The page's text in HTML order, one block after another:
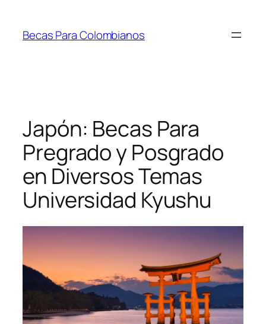
contenido
Becas Para Colombianos
Japón: Becas Para
Pregrado y Posgrado
en Diversos Temas
Universidad Kyushu